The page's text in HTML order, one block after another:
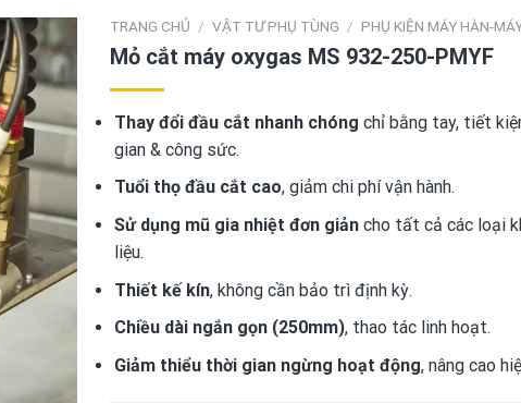
TRANG CHỦ / VẬT TƯ PHỤ TÙNG / PHỤ KIỆN MÁY HÀN-
Mỏ cắt máy oxygas MS 932-250-PMYF
Thay đổi đầu cắt nhanh chóng chỉ bằng tay, tiết
gian & công sức.
Tuổi thọ đầu cắt cao, giảm chi phí vận hành.
Sử dụng mũ gia nhiệt đơn giản cho tất cả các loại
liệu.
Thiết kế kín, không cần bảo trì định kỳ.
Chiều dài ngắn gọn (250mm), thao tác linh hoạt.
Giảm thiểu thời gian ngừng hoạt động, nâng cao